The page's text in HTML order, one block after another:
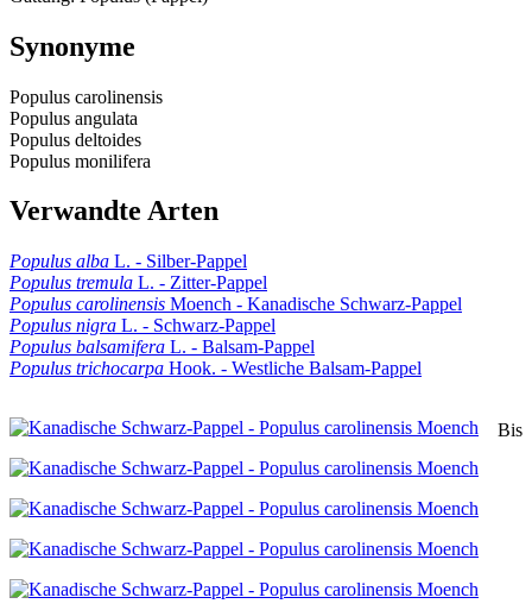
Synonyme
Populus carolinensis
Populus angulata
Populus deltoides
Populus monilifera
Verwandte Arten
Populus alba L. - Silber-Pappel
Populus tremula L. - Zitter-Pappel
Populus carolinensis Moench - Kanadische Schwarz-Pappel
Populus nigra L. - Schwarz-Pappel
Populus balsamifera L. - Balsam-Pappel
Populus trichocarpa Hook. - Westliche Balsam-Pappel
Bis